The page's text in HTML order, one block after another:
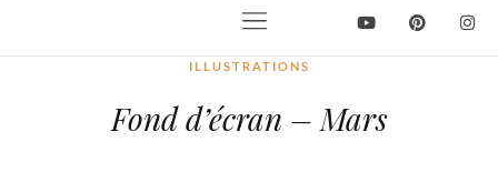
ILLUSTRATIONS
Fond d’écran – Mars